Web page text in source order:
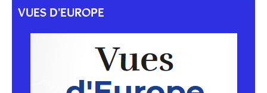
VUES D'EUROPE